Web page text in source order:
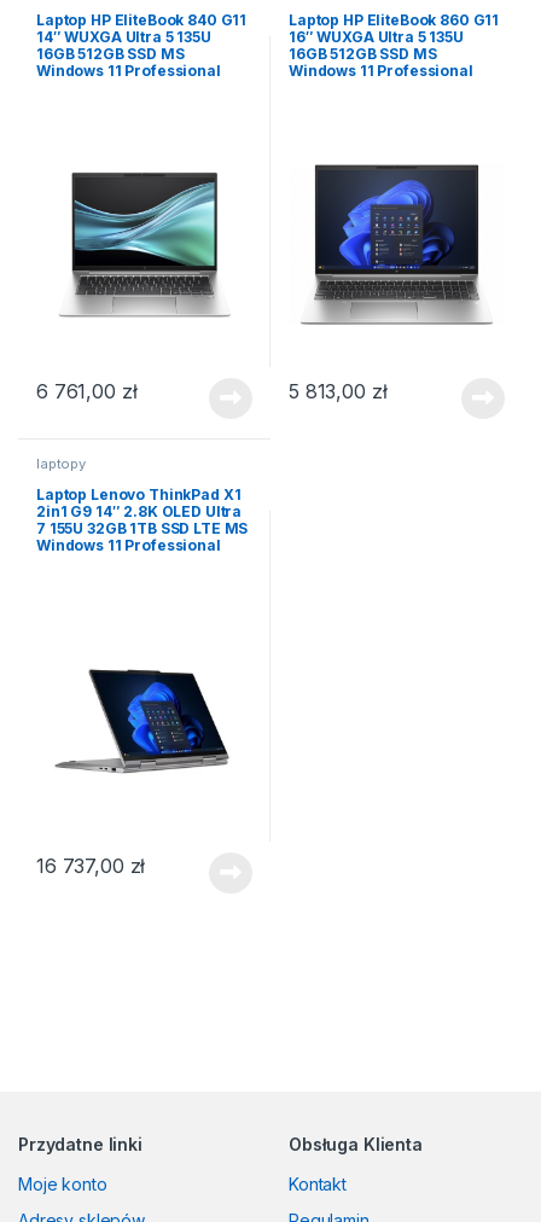
Laptop HP EliteBook 840 G11
14″ WUXGA Ultra 5 135U
16GB 512GB SSD MS
Windows 11 Professional
6 761,00 zł
Laptop HP EliteBook 860 G11
16″ WUXGA Ultra 5 135U
16GB 512GB SSD MS
Windows 11 Professional
5 813,00 zł
laptopy
Laptop Lenovo ThinkPad X1
2in1 G9 14″ 2.8K OLED Ultra
7 155U 32GB 1TB SSD LTE MS
Windows 11 Professional
16 737,00 zł
Przydatne linki
Moje konto
Obsługa Klienta
Kontakt